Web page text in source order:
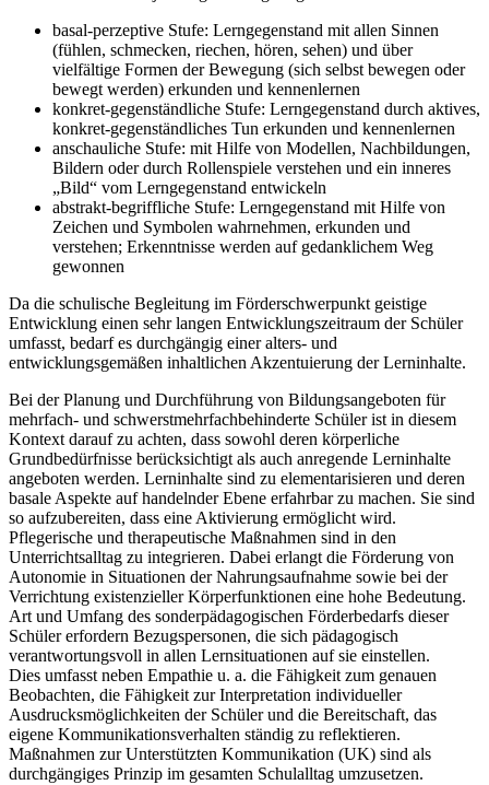
basal-perzeptive Stufe: Lerngegenstand mit allen Sinnen
(fühlen, schmecken, riechen, hören, sehen) und über
vielfältige Formen der Bewegung (sich selbst bewegen oder
bewegt werden) erkunden und kennenlernen
konkret-gegenständliche Stufe: Lerngegenstand durch aktives,
konkret-gegenständliches Tun erkunden und kennenlernen
anschauliche Stufe: mit Hilfe von Modellen, Nachbildungen,
Bildern oder durch Rollenspiele verstehen und ein inneres
„Bild“ vom Lerngegenstand entwickeln
abstrakt-begriffliche Stufe: Lerngegenstand mit Hilfe von
Zeichen und Symbolen wahrnehmen, erkunden und
verstehen; Erkenntnisse werden auf gedanklichem Weg
gewonnen
Da die schulische Begleitung im Förderschwerpunkt geistige
Entwicklung einen sehr langen Entwicklungszeitraum der Schüler
umfasst, bedarf es durchgängig einer alters- und
entwicklungsgemäßen inhaltlichen Akzentuierung der Lerninhalte.
Bei der Planung und Durchführung von Bildungsangeboten für
mehrfach- und schwerstmehrfachbehinderte Schüler ist in diesem
Kontext darauf zu achten, dass sowohl deren körperliche
Grundbedürfnisse berücksichtigt als auch anregende Lerninhalte
angeboten werden. Lerninhalte sind zu elementarisieren und deren
basale Aspekte auf handelnder Ebene erfahrbar zu machen. Sie sind
so aufzubereiten, dass eine Aktivierung ermöglicht wird.
Pflegerische und therapeutische Maßnahmen sind in den
Unterrichtsalltag zu integrieren. Dabei erlangt die Förderung von
Autonomie in Situationen der Nahrungsaufnahme sowie bei der
Verrichtung existenzieller Körperfunktionen eine hohe Bedeutung.
Art und Umfang des sonderpädagogischen Förderbedarfs dieser
Schüler erfordern Bezugspersonen, die sich pädagogisch
verantwortungsvoll in allen Lernsituationen auf sie einstellen.
Dies umfasst neben Empathie u. a. die Fähigkeit zum genauen
Beobachten, die Fähigkeit zur Interpretation individueller
Ausdrucksmöglichkeiten der Schüler und die Bereitschaft, das
eigene Kommunikationsverhalten ständig zu reflektieren.
Maßnahmen zur Unterstützten Kommunikation (UK) sind als
durchgängiges Prinzip im gesamten Schulalltag umzusetzen.